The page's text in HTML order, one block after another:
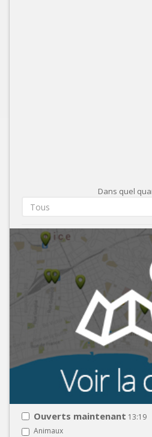
Dans quel
Tous
Ouverts maintenant 13:19
Animaux